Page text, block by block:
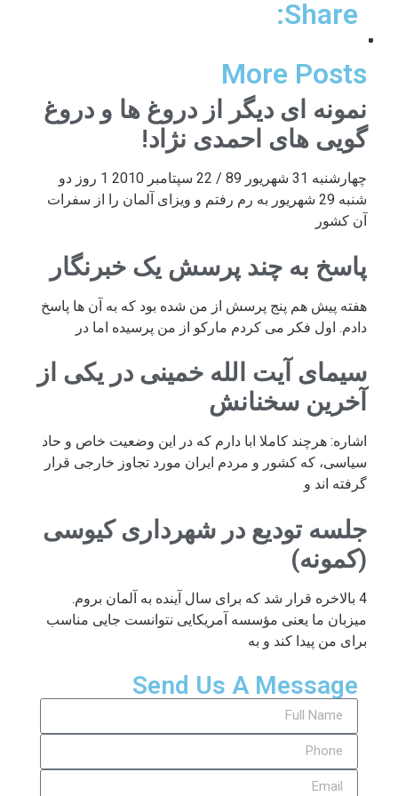
Share:
More Posts
نمونه ای دیگر از دروغ ها و دروغ
گویی های احمدی نژاد!
چهارشنبه 31 شهریور 89 / 22 سپتامبر 2010 1 روز دو
شنبه 29 شهریور به رم رفتم و ویزای آلمان را از سفرات
آن کشور
پاسخ به چند پرسش یک خبرنگار
هفته پیش هم پنج پرسش از من شده بود که به آن ها پاسخ
دادم. اول فکر می کردم مارکو از من پرسیده اما در
سیمای آیت الله خمینی در یکی از
آخرین سخنانش
اشاره: هرچند کاملا ابا دارم که در این وضعیت خاص و حاد
سیاسی، که کشور و مردم ایران مورد تجاوز خارجی قرار
گرفته اند و
جلسه تودیع در شهرداری کیوسی
(کمونه)
4 بالاخره قرار شد که برای سال آینده به آلمان بروم.
میزبان ما یعنی مؤسسه آمریکایی نتوانست جایی مناسب
برای من پیدا کند و به
Send Us A Message